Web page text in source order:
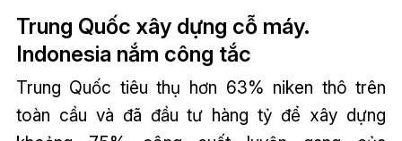
Trung Quốc xây dựng cỗ máy.
Indonesia nắm công tắc
Trung Quốc tiêu thụ hơn 63% niken thô trên
toàn cầu và đã đầu tư hàng tỷ để xây dựng